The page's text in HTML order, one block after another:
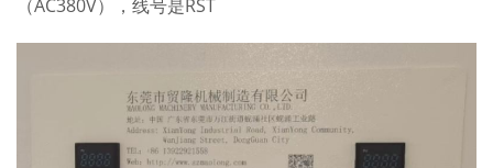
（AC380V），线号是RST